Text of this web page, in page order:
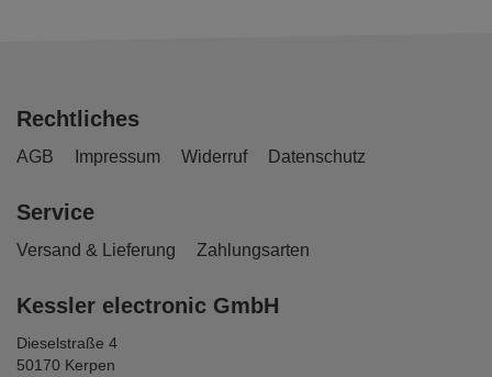
Rechtliches
AGB Impressum Widerruf Datenschutz
Service
Versand & Lieferung Zahlungsarten
Kessler electronic GmbH
Dieselstraße 4
50170 Kerpen